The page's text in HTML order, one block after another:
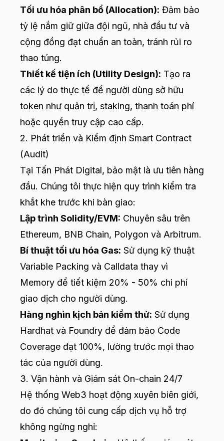
Tối ưu hóa phân bổ (Allocation): Đảm bảo
tỷ lệ nắm giữ giữa đội ngũ, nhà đầu tư và
cộng đồng đạt chuẩn an toàn, tránh rủi ro
thao túng.
Thiết kế tiện ích (Utility Design): Tạo ra
các lý do thực tế để người dùng sở hữu
token như quản trị, staking, thanh toán phí
hoặc quyền truy cập cao cấp.
2. Phát triển và Kiểm định Smart Contract
(Audit)
Tại Tấn Phát Digital, bảo mật là ưu tiên hàng
đầu. Chúng tôi thực hiện quy trình kiểm tra
khắt khe trước khi bàn giao:
Lập trình Solidity/EVM: Chuyên sâu trên
Ethereum, BNB Chain, Polygon và Arbitrum.
Bí thuật tối ưu hóa Gas: Sử dụng kỹ thuật
Variable Packing và Calldata thay vì
Memory để tiết kiệm 20% - 50% chi phí
giao dịch cho người dùng.
Hàng nghìn kịch bản kiểm thử: Sử dụng
Hardhat và Foundry để đảm bảo Code
Coverage đạt 100%, lường trước mọi thao
tác của người dùng.
3. Vận hành và Giám sát On-chain 24/7
Hệ thống Web3 hoạt động xuyên biên giới,
do đó chúng tôi cung cấp dịch vụ hỗ trợ
không ngừng nghỉ: